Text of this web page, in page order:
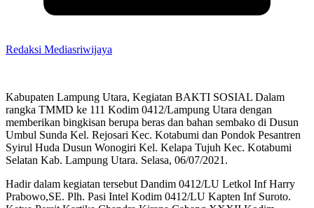
Redaksi Mediasriwijaya
Kabupaten Lampung Utara, Kegiatan BAKTI SOSIAL Dalam
rangka TMMD ke 111 Kodim 0412/Lampung Utara dengan
memberikan bingkisan berupa beras dan bahan sembako di Dusun
Umbul Sunda Kel. Rejosari Kec. Kotabumi dan Pondok Pesantren
Syirul Huda Dusun Wonogiri Kel. Kelapa Tujuh Kec. Kotabumi
Selatan Kab. Lampung Utara. Selasa, 06/07/2021.
Hadir dalam kegiatan tersebut Dandim 0412/LU Letkol Inf Harry
Prabowo,SE. Plh. Pasi Intel Kodim 0412/LU Kapten Inf Suroto.